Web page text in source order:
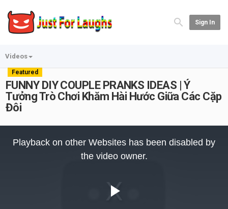
Sign In
Videos
Featured
FUNNY DIY COUPLE PRANKS IDEAS | Ý
Tưởng Trò Chơi Khăm Hài Hước Giữa Các Cặp
Đôi
Playback on other Websites has been disabled by
the video owner.